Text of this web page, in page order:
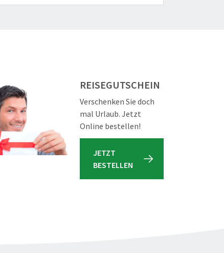
REISEGUTSCHEIN
Verschenken Sie doch
mal Urlaub. Jetzt
Online bestellen!
JETZT
BESTELLEN